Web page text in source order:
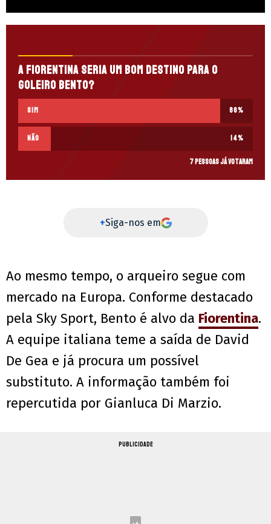
A Fiorentina seria um bom destino para o
goleiro Bento?
Sim 86%
Não 14%
7 pessoas já votaram
+Siga-nos em
Ao mesmo tempo, o arqueiro segue com
mercado na Europa. Conforme destacado
pela Sky Sport, Bento é alvo da Fiorentina.
A equipe italiana teme a saída de David
De Gea e já procura um possível
substituto. A informação também foi
repercutida por Gianluca Di Marzio.
PUBLICIDADE